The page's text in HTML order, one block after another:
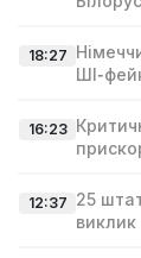
18:27
16:23
12:37 25